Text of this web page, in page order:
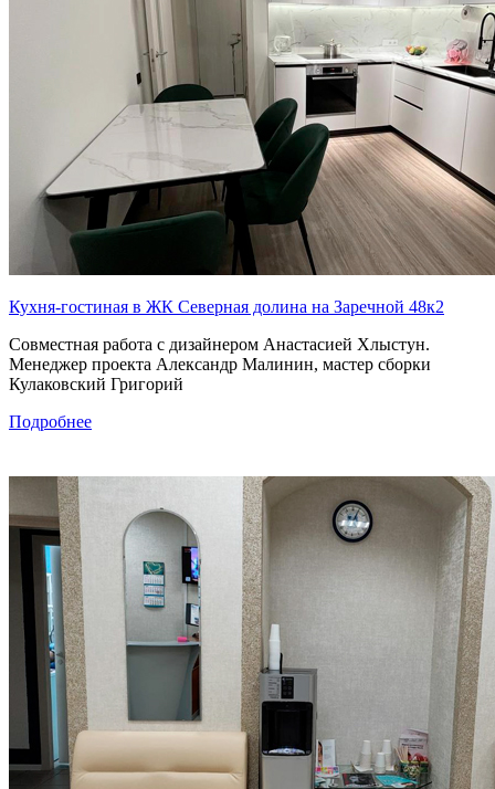
Кухня-гостиная в ЖК Северная долина на Заречной 48к2
Совместная работа с дизайнером Анастасией Хлыстун.
Менеджер проекта Александр Малинин, мастер сборки
Кулаковский Григорий
Подробнее